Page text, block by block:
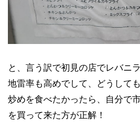
と、言う訳で初見の店でレバニ
地雷率も高めでして、どうして
炒めを食べたかったら、自分で
を買って来た方が正解！